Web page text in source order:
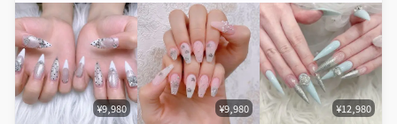
¥9,980 ¥9,980 ¥12,980